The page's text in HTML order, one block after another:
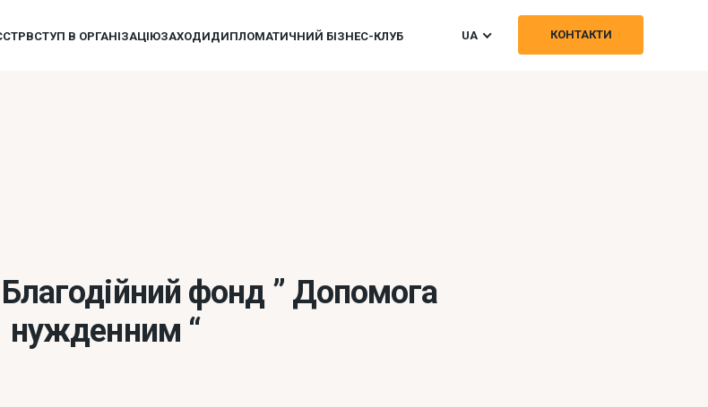
ВСТУП В ОРГАНІЗАЦІЮЗАХОДИДИПЛОМАТИЧНИЙ БІЗНЕС-КЛУБ UA КОНТАКТИ
фонд ” Допомога
нужденним “